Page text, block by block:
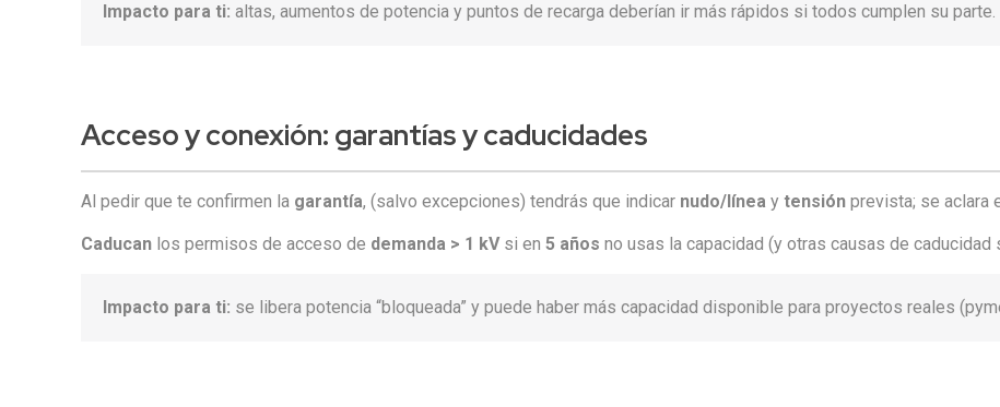
Impacto para ti: altas, aumentos de potencia y puntos de recarga deberían ir más rápidos si todos cumplen su parte.
Acceso y conexión: garantías y caducidades
Al pedir que te confirmen la garantía, (salvo excepciones) tendrás que indicar nudo/línea ytensión prevista; se aclara
Caducan los permisos de acceso de demanda > 1 kVsi en5 años no usas la capacidad (y otras causas de
Impacto para ti: se libera potencia “bloqueada” y puede haber más capacidad disponible para proyectos reales